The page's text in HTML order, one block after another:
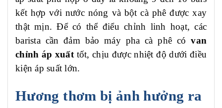
kết hợp với nước nóng và bột cà phê được xay
thật mịn. Để có thể điểu chỉnh linh hoạt, các
barista cần đảm bảo máy pha cà phê cóvan
chỉnh áp xuấttốt, chịu được nhiệt độ dưới điều
kiện áp suất lớn.
Hương thơm bị ảnh hưởng ra